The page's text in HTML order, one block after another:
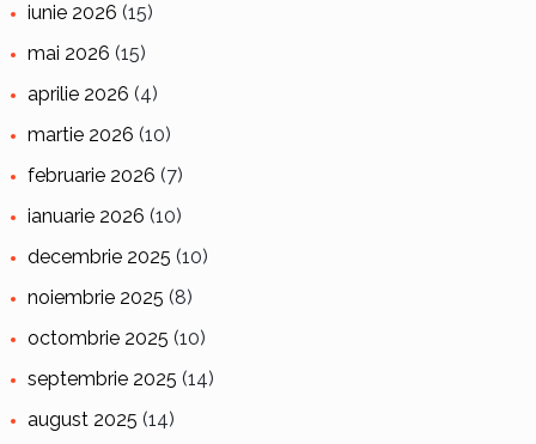
iunie 2026 (15)
mai 2026 (15)
aprilie 2026 (4)
martie 2026 (10)
februarie 2026 (7)
ianuarie 2026 (10)
decembrie 2025 (10)
noiembrie 2025 (8)
octombrie 2025 (10)
septembrie 2025 (14)
august 2025 (14)